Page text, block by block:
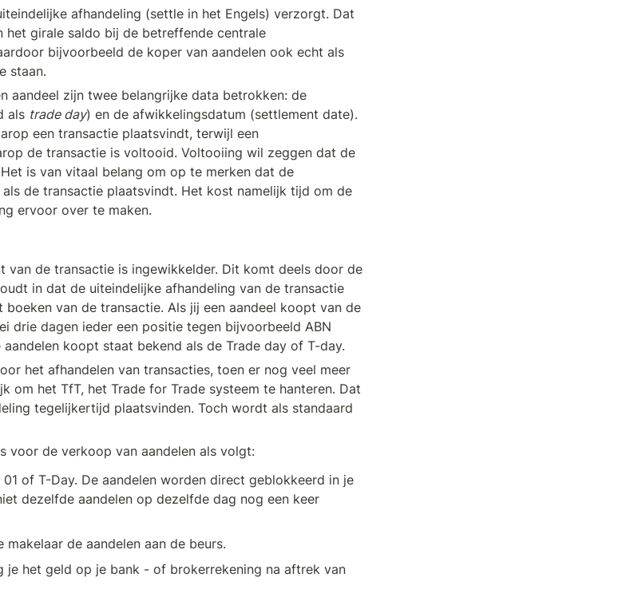
afhandeling (settle in het Engels) verzorgt. Dat
girale saldo bij de betreffende centrale
bijvoorbeeld de koper van aandelen ook echt als
staan.
aandeel zijn twee belangrijke data betrokken: de
als trade day) en de afwikkelingsdatum (settlement date).
een transactie plaatsvindt, terwijl een
de transactie is voltooid. Voltooiing wil zeggen dat de
is van vitaal belang om op te merken dat de
de transactie plaatsvindt. Het kost namelijk tijd om de
ervoor over te maken.
van de transactie is ingewikkelder. Dit komt deels door de
in dat de uiteindelijke afhandeling van de transactie
van de transactie. Als jij een aandeel koopt van de
drie dagen ieder een positie tegen bijvoorbeeld ABN
koopt staat bekend als de Trade day of T-day.
het afhandelen van transacties, toen er nog veel meer
om het TfT, het Trade for Trade systeem te hanteren. Dat
tegelijkertijd plaatsvinden. Toch wordt als standaard
voor de verkoop van aandelen als volgt:
of T-Day. De aandelen worden direct geblokkeerd in je
dezelfde aandelen op dezelfde dag nog een keer
de aandelen aan de beurs.
je het geld op je bank - of brokerrekening na aftrek van